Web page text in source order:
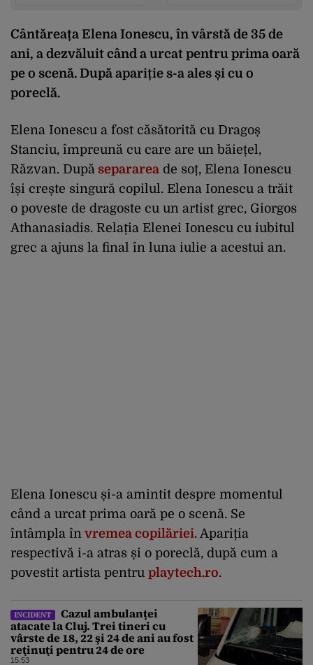
Cântăreața Elena Ionescu, în vârstă de 35 de
ani, a dezvăluit când a urcat pentru prima oară
pe o scenă. După apariție s-a ales și cu o
poreclă.
Elena Ionescu a fost căsătorită cu Dragoș
Stanciu, împreună cu care are un băiețel,
Răzvan. După separarea de soț, Elena Ionescu
își crește singură copilul. Elena Ionescu a trăit
o poveste de dragoste cu un artist grec, Giorgos
Athanasiadis. Relația Elenei Ionescu cu iubitul
grec a ajuns la final în luna iulie a acestui an.
Elena Ionescu și-a amintit despre momentul
când a urcat prima oară pe o scenă. Se
întâmpla în vremea copilăriei. Apariția
respectivă i-a atras și o poreclă, după cum a
povestit artista pentru playtech.ro.
INCIDENT
Cazul ambulanței
atacate la Cluj. Trei tineri cu
vârste de 18, 22 şi 24 de ani au fost
reţinuţi pentru 24 de ore
15:53